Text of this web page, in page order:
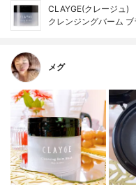
CLAYGE(クレージュ)
クレンジングバーム ブ
メグ